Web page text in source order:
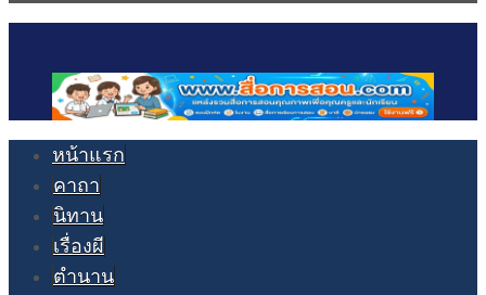
หน้าแรก
คาถา
นิทาน
เรื่องผี
ตำนาน